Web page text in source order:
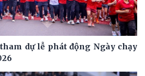
dự lễ phát động Ngày chạy